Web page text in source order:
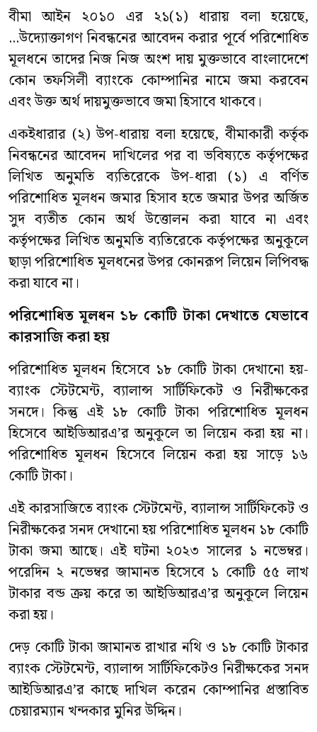
বীমা আইন ২০১০ এর ২১(১) ধারায় বলা হয়েছে,
...উদ্যোক্তাগণ নিবন্ধনের আবেদন করার পূর্বে পরিশোধিত
মূলধনে তাদের নিজ নিজ অংশ দায় মুক্তভাবে বাংলাদেশে
কোন তফসিলী ব্যাংকে কোম্পানির নামে জমা করবেন
এবং উক্ত অর্থ দায়মুক্তভাবে জমা হিসাবে থাকবে।
একইধারার (২) উপ-ধারায় বলা হয়েছে, বীমাকারী কর্তৃক
নিবন্ধনের আবেদন দাখিলের পর বা ভবিষ্যতে কর্তৃপক্ষের
লিখিত অনুমতি ব্যতিরেকে উপ-ধারা (১) এ বর্ণিত
পরিশোধিত মূলধন জমার হিসাব হতে জমার উপর অর্জিত
সুদ ব্যতীত কোন অর্থ উত্তোলন করা যাবে না এবং
কর্তৃপক্ষের লিখিত অনুমতি ব্যতিরেকে কর্তৃপক্ষের অনুকূলে
ছাড়া পরিশোধিত মূলধনের উপর কোনরূপ লিয়েন লিপিবদ্ধ
করা যাবে না।
পরিশোধিত মলধন ১৮ কোটি টাকা দেখাতে যেভাবে
কারসাজিকরাহয়
পরিশোধিত মূলধন হিসেবে ১৮ কোটি টাকা দেখানো হয়-
ব্যাংক স্টেটমেন্ট, ব্যালান্স সার্টিফিকেট ও নিরীক্ষকের
সনদে। কিন্তু এই ১৮ কোটি টাকা পরিশোধিত মূলধন
হিসেবে আইডিআরএ’র অনুকূলে তা লিয়েন করা হয় না।
পরিশোধিত মূলধন হিসেবে লিয়েন করা হয় সাড়ে ১৬
কোটি টাকা।
এই কারসাজিতে ব্যাংক স্টেটমেন্ট, ব্যালান্স সার্টিফিকেট ও
নিরীক্ষকের সনদ দেখানো হয় পরিশোধিত মূলধন ১৮ কোটি
টাকা জমা আছে। এই ঘটনা ২০২৩ সালের ১ নভেম্বর।
পরেদিন ২ নভেম্বর জামানত হিসেবে ১ কোটি ৫৫ লাখ
টাকার বন্ড ক্রয় করে তা আইডিআরএ’র অনুকূলে লিয়েন
করা হয়।
দেড় কোটি টাকা জামানত রাখার নথি ও ১৮ কোটি টাকার
ব্যাংক স্টেটমেন্ট, ব্যালান্স সার্টিফিকেটও নিরীক্ষকের সনদ
আইডিআরএ’র কাছে দাখিল করেন কোম্পানির প্রস্তাবিত
চেয়ারম্যান খন্দকার মুনির উদ্দিন।